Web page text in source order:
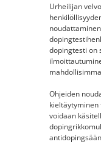
Urheilijan
dopingtesti on
Ohjeiden
voidaan